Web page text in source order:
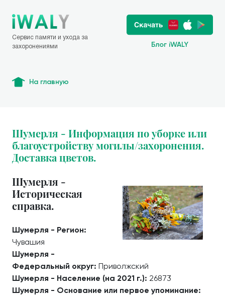
Сервис памяти и ухода за
захоронениями
Блог iWALY
На главную
Шумерля - Информация по уборке или
благоустройству могилы/захоронения.
Доставка цветов.
Шумерля -
Историческая
справка.
Шумерля - Регион:
Чувашия
Шумерля -
Федеральный округ: Приволжский
Шумерля - Население (на 2021 г.): 26873
Шумерля - Основание или первое упоминание: